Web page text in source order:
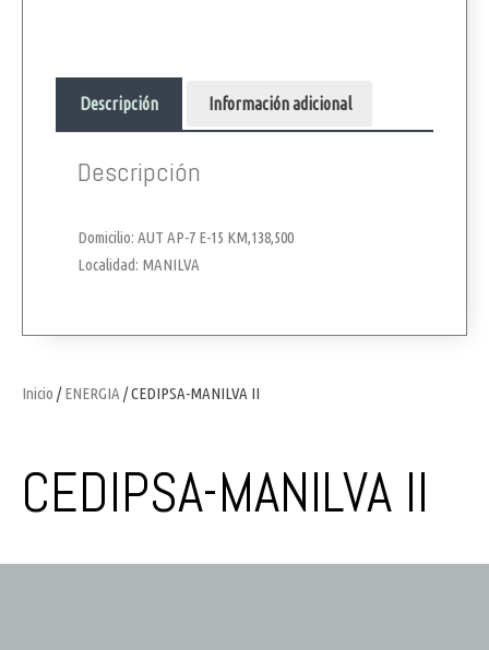
Inicio /ENERGIA / CEDIPSA-MANILVA II
CEDIPSA-MANILVA II
Descripción Información adicional
Descripción
Domicilio: AUT AP-7 E-15 KM,138,500
Localidad: MANILVA